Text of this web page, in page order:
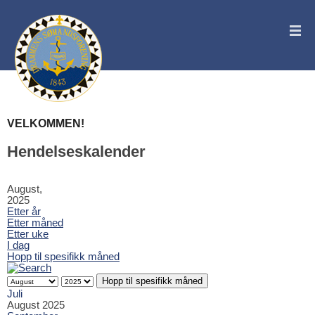
VELKOMMEN!
Hendelseskalender
August,
2025
Etter år
Etter måned
Etter uke
I dag
Hopp til spesifikk måned
Hopp til spesifikk måned
Juli
August 2025